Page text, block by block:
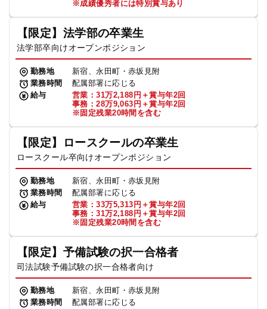
※成績優秀者には特別賞与あり
【限定】法学部の卒業生
法学部卒向けオープンポジション
勤務地
新宿、永田町・赤坂見附
業務時間
配属部署に応じる
給与
営業：31万2,188円＋賞与年2回
事務：28万9,063円＋賞与年2回
※固定残業20時間を含む
【限定】ロースクールの卒業生
ロースクール卒向けオープンポジション
勤務地
新宿、永田町・赤坂見附
業務時間
配属部署に応じる
給与
営業：33万5,313円＋賞与年2回
事務：31万2,188円＋賞与年2回
※固定残業20時間を含む
【限定】予備試験の択一合格者
司法試験予備試験の択一合格者向け
勤務地
新宿、永田町・赤坂見附
業務時間
配属部署に応じる